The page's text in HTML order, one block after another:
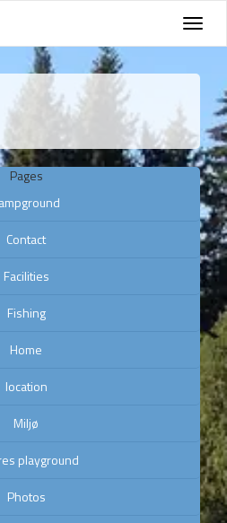
Pages
Contact
Facilities
Fishing
Home
location
Miljø
playground
Photos